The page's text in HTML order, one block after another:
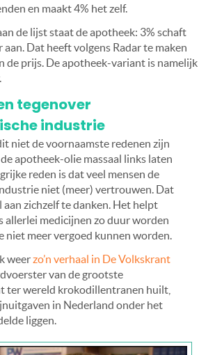
en maakt 4% het zelf.
de lijst staat de apotheek: 3% schaft
aan. Dat heeft volgens Radar te maken
de prijs. De apotheek-variant is namelijk
tegenover
industrie
niet de voornaamste redenen zijn
apotheek-olie massaal links laten
reden is dat veel mensen de
niet (meer) vertrouwen. Dat
aan zichzelf te danken. Het helpt
allerlei medicijnen zo duur worden
niet meer vergoed kunnen worden.
weerzo’n verhaal in De Volkskrant
van de grootste
ter wereld krokodillentranen huilt,
in Nederland onder het
liggen.